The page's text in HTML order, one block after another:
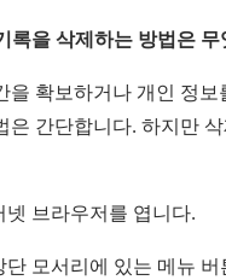
록을 삭제하는 방법은 무
을 확보하거나 개인 정
은 간단합니다. 하지만
브라우저를 엽니다.
모서리에 있는 메뉴